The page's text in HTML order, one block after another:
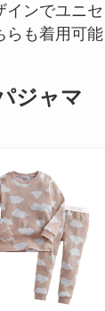
インでユニ
も着用可能
ジャマ